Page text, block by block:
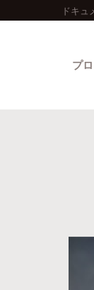
ドキュ
プ